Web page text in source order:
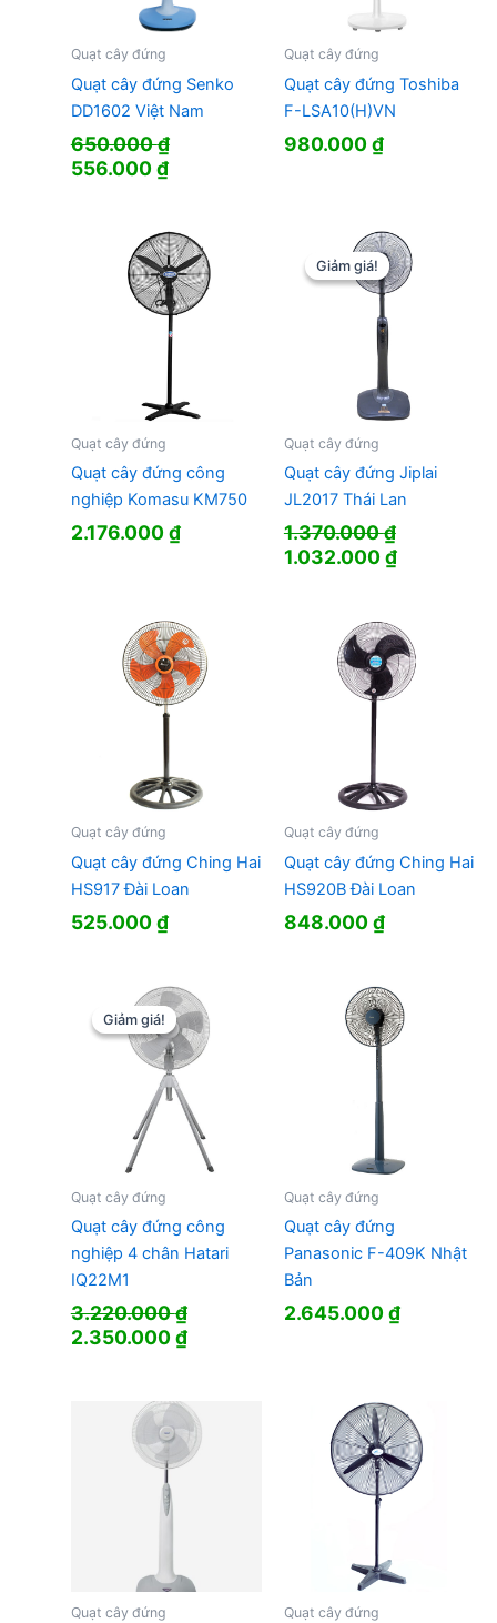
Quạt cây đứng
Quạt cây đứng Senko
DD1602 Việt Nam
650.000₫
Giá
650.000 ₫.
556.000₫Giá
là:
556.000 ₫.
Quạt cây đứng
Quạt cây đứng Toshiba
F-LSA10(H)VN
980.000₫
Quạt cây đứng
Quạt cây đứng công
nghiệp Komasu KM750
2.176.000₫
Giảm giá!
Giảm giá!
Quạt cây đứng
Quạt cây đứng Jiplai
JL2017 Thái Lan
1.370.000₫
Giá
1.370.000 ₫.
1.032.000₫Giá
là:
1.032.000
Quạt cây đứng
Quạt cây đứng Ching Hai
HS917 Đài Loan
525.000₫
Quạt cây đứng
Quạt cây đứng Ching Hai
HS920B Đài Loan
848.000₫
Giảm giá!
Giảm giá!
Quạt cây đứng
Quạt cây đứng công
nghiệp 4 chân Hatari
IQ22M1
3.220.000₫
Giá
3.220.000 ₫.
2.350.000₫Giá
là:
2.350.000 ₫.
Quạt cây đứng
Quạt cây đứng
Panasonic F-409K Nhật
Bản
2.645.000₫
Quạt cây đứng Quạt cây đứng